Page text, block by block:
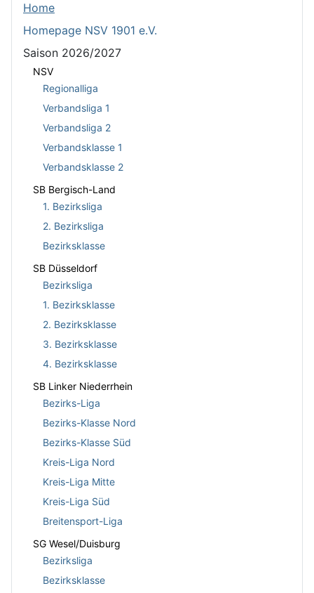
Home
Homepage NSV 1901 e.V.
Saison 2026/2027
NSV
Regionalliga
Verbandsliga 1
Verbandsliga 2
Verbandsklasse 1
Verbandsklasse 2
SB Bergisch-Land
1. Bezirksliga
2. Bezirksliga
Bezirksklasse
SB Düsseldorf
Bezirksliga
1. Bezirksklasse
2. Bezirksklasse
3. Bezirksklasse
4. Bezirksklasse
SB Linker Niederrhein
Bezirks-Liga
Bezirks-Klasse Nord
Bezirks-Klasse Süd
Kreis-Liga Nord
Kreis-Liga Mitte
Kreis-Liga Süd
Breitensport-Liga
SG Wesel/Duisburg
Bezirksliga
Bezirksklasse